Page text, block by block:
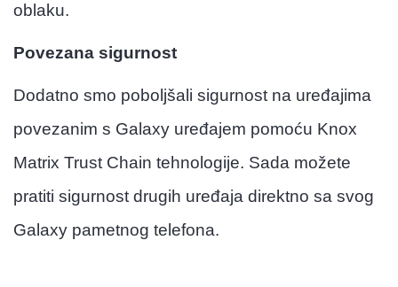
oblaku.
Povezana sigurnost
Dodatno smo poboljšali sigurnost na uređajima
povezanim s Galaxy uređajem pomoću Knox
Matrix Trust Chain tehnologije. Sada možete
pratiti sigurnost drugih uređaja direktno sa svog
Galaxy pametnog telefona.